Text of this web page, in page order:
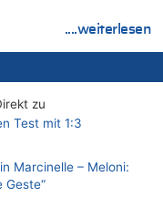
....weiterlesen
zu
Test mit 1:3
Marcinelle – Meloni:
Geste“